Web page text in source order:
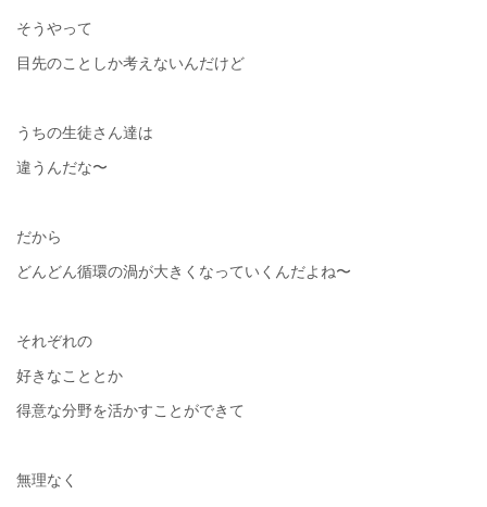
そうやって
目先のことしか考えないんだけど
うちの生徒さん達は
違うんだな〜
だから
どんどん循環の渦が大きくなっていくんだよね〜
それぞれの
好きなこととか
得意な分野を活かすことができて
無理なく